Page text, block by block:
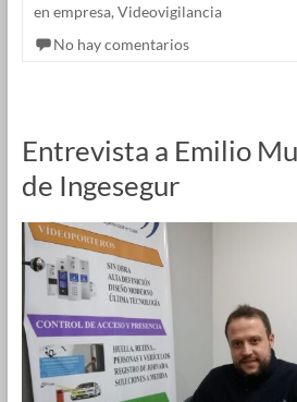
en empresa, Videovigilancia
No hay comentarios
Entrevista a Emilio
de Ingesegur